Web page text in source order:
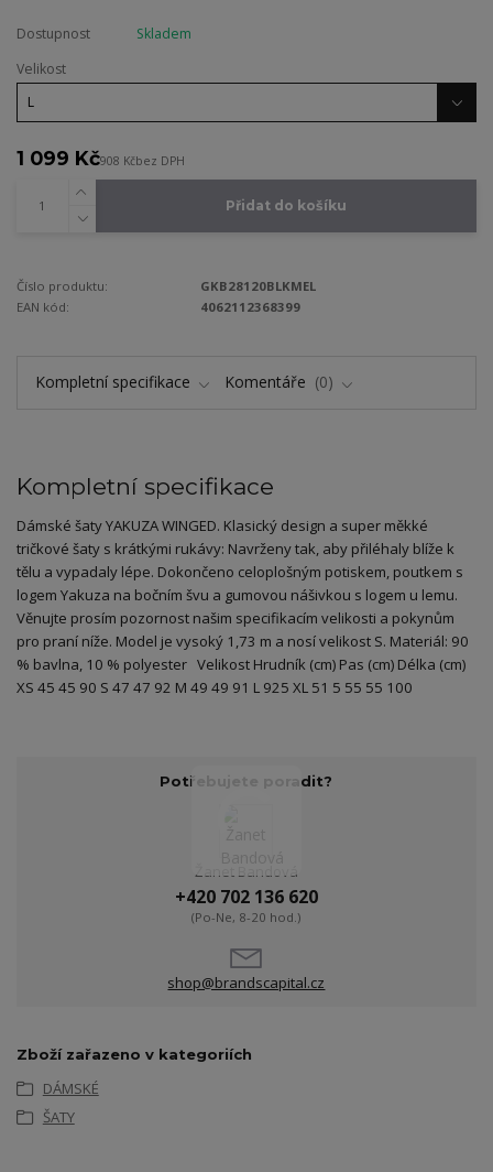
Dostupnost
Skladem
Velikost
1 099 Kč908 Kčbez DPH
Přidat do košíku
Číslo produktu:
GKB28120BLKMEL
EAN kód:
4062112368399
Kompletní specifikace Komentáře 0
Kompletní specifikace
Dámské šaty YAKUZA WINGED. Klasický design a super měkké
tričkové šaty s krátkými rukávy: Navrženy tak, aby přiléhaly blíže k
tělu a vypadaly lépe. Dokončeno celoplošným potiskem, poutkem s
logem Yakuza na bočním švu a gumovou nášivkou s logem u lemu.
Věnujte prosím pozornost našim specifikacím velikosti a pokynům
pro praní níže. Model je vysoký 1,73 m a nosí velikost S. Materiál: 90
% bavlna, 10 % polyester Velikost Hrudník (cm) Pas (cm) Délka (cm)
XS 45 45 90 S 47 47 92 M 49 49 91 L 925 XL 51 5 55 55 100
Potřebujete poradit?
Žanet Bandová
+420 702 136 620
(Po-Ne, 8-20 hod.)
shop@brandscapital.cz
Zboží zařazeno v kategoriích
DÁMSKÉ
ŠATY